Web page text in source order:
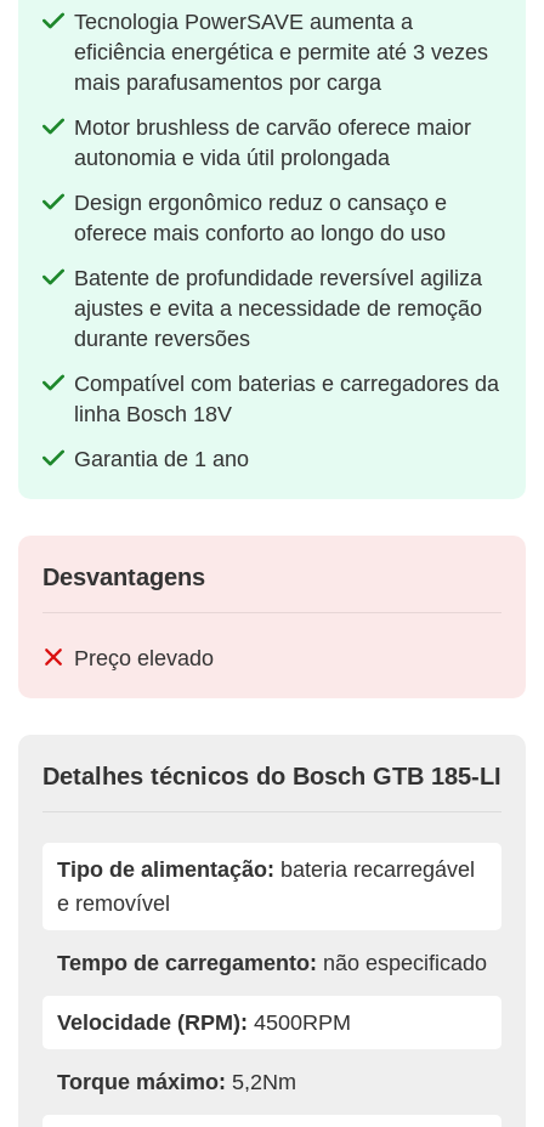
Tecnologia PowerSAVE aumenta a
eficiência energética e permite até 3 vezes
mais parafusamentos por carga
Motor brushless de carvão oferece maior
autonomia e vida útil prolongada
Design ergonômico reduz o cansaço e
oferece mais conforto ao longo do uso
Batente de profundidade reversível agiliza
ajustes e evita a necessidade de remoção
durante reversões
Compatível com baterias e carregadores da
linha Bosch 18V
Garantia de 1 ano
Desvantagens
Preço elevado
Detalhes técnicos do Bosch GTB 185-LI
Tipo de alimentação: bateria recarregável
e removível
Tempo de carregamento: não especificado
Velocidade (RPM): 4500RPM
Torque máximo: 5,2Nm